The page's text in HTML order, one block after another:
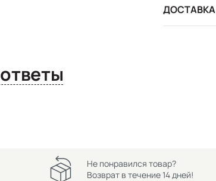
ДОСТАВКА
Вопросы и ответы
Не понравился товар?
Возврат в течение 14 дней!